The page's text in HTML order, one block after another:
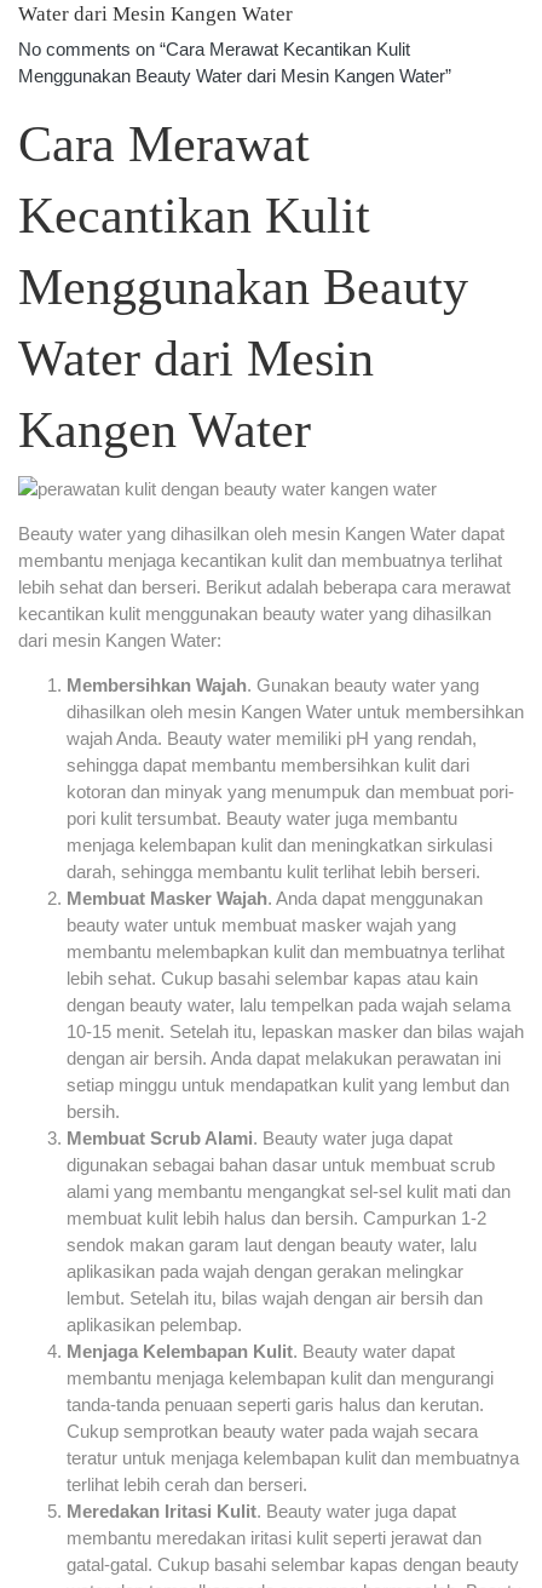
Water dari Mesin Kangen Water
No comments on “Cara Merawat Kecantikan Kulit
Menggunakan Beauty Water dari Mesin Kangen Water”
Cara Merawat
Kecantikan Kulit
Menggunakan Beauty
Water dari Mesin
Kangen Water
Beauty water yang dihasilkan oleh mesin Kangen Water dapat
membantu menjaga kecantikan kulit dan membuatnya terlihat
lebih sehat dan berseri. Berikut adalah beberapa cara merawat
kecantikan kulit menggunakan beauty water yang dihasilkan
dari mesin Kangen Water:
Membersihkan Wajah. Gunakan beauty water yang
dihasilkan oleh mesin Kangen Water untuk membersihkan
wajah Anda. Beauty water memiliki pH yang rendah,
sehingga dapat membantu membersihkan kulit dari
kotoran dan minyak yang menumpuk dan membuat pori-
pori kulit tersumbat. Beauty water juga membantu
menjaga kelembapan kulit dan meningkatkan sirkulasi
darah, sehingga membantu kulit terlihat lebih berseri.
Membuat Masker Wajah. Anda dapat menggunakan
beauty water untuk membuat masker wajah yang
membantu melembapkan kulit dan membuatnya terlihat
lebih sehat. Cukup basahi selembar kapas atau kain
dengan beauty water, lalu tempelkan pada wajah selama
10-15 menit. Setelah itu, lepaskan masker dan bilas wajah
dengan air bersih. Anda dapat melakukan perawatan ini
setiap minggu untuk mendapatkan kulit yang lembut dan
bersih.
Membuat Scrub Alami. Beauty water juga dapat
digunakan sebagai bahan dasar untuk membuat scrub
alami yang membantu mengangkat sel-sel kulit mati dan
membuat kulit lebih halus dan bersih. Campurkan 1-2
sendok makan garam laut dengan beauty water, lalu
aplikasikan pada wajah dengan gerakan melingkar
lembut. Setelah itu, bilas wajah dengan air bersih dan
aplikasikan pelembap.
Menjaga Kelembapan Kulit. Beauty water dapat
membantu menjaga kelembapan kulit dan mengurangi
tanda-tanda penuaan seperti garis halus dan kerutan.
Cukup semprotkan beauty water pada wajah secara
teratur untuk menjaga kelembapan kulit dan membuatnya
terlihat lebih cerah dan berseri.
Meredakan Iritasi Kulit. Beauty water juga dapat
membantu meredakan iritasi kulit seperti jerawat dan
gatal-gatal. Cukup basahi selembar kapas dengan beauty